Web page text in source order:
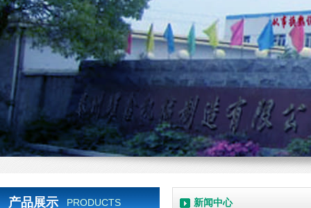
产品展示 PRODUCTS 新闻中心